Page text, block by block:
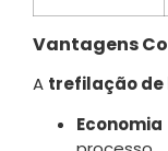
Vantagens
A trefilação de